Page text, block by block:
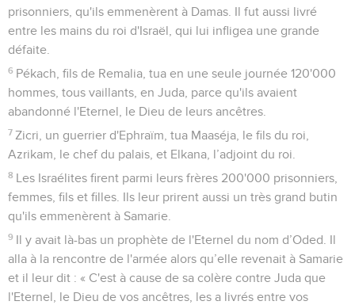
prisonniers, qu'ils emmenèrent à Damas. Il fut aussi livré
entre les mains du roi d'Israël, qui lui infligea une grande
défaite.
6 Pékach, fils de Remalia, tua en une seule journée 120'000
hommes, tous vaillants, en Juda, parce qu'ils avaient
abandonné l'Eternel, le Dieu de leurs ancêtres.
7 Zicri, un guerrier d'Ephraïm, tua Maaséja, le fils du roi,
Azrikam, le chef du palais, et Elkana, l’adjoint du roi.
8 Les Israélites firent parmi leurs frères 200'000 prisonniers,
femmes, fils et filles. Ils leur prirent aussi un très grand butin
qu'ils emmenèrent à Samarie.
9 Il y avait là-bas un prophète de l'Eternel du nom d’Oded. Il
alla à la rencontre de l'armée alors qu’elle revenait à Samarie
et il leur dit : « C'est à cause de sa colère contre Juda que
l'Eternel, le Dieu de vos ancêtres, les a livrés entre vos